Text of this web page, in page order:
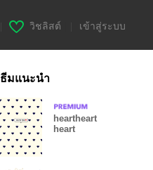
วิชลิสต์ เข้าสู่ระบบ
ธีมแนะนำ
heartheart
heart